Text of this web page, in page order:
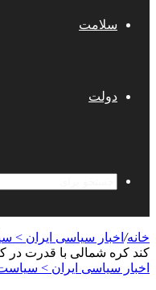
سلامت
دولت
خانه/ اخبار سیاسی ایران
کند کره شمالی با قدرت در
اخبار سیاسی ایران >